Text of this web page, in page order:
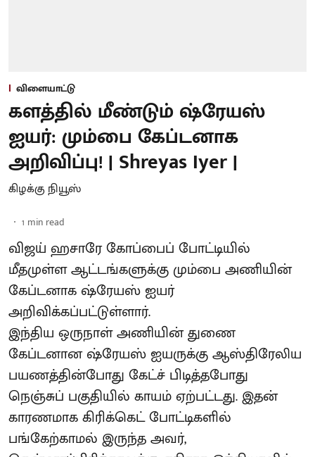
விளையாட்டு
களத்தில் மீண்டும் ஷ்ரேயஸ்
ஐயர்: மும்பை கேப்டனாக
அறிவிப்பு! | Shreyas Iyer |
கிழக்கு நியூஸ்
1 min read
விஜய் ஹசாரே கோப்பைப் போட்டியில்
மீதமுள்ள ஆட்டங்களுக்கு மும்பை அணியின்
கேப்டனாக ஷ்ரேயஸ் ஐயர்
அறிவிக்கப்பட்டுள்ளார்.
இந்திய ஒருநாள் அணியின் துணை
கேப்டனான ஷ்ரேயஸ் ஐயருக்கு ஆஸ்திரேலிய
பயணத்தின்போது கேட்ச் பிடித்தபோது
நெஞ்சுப் பகுதியில் காயம் ஏற்பட்டது. இதன்
காரணமாக கிரிக்கெட் போட்டிகளில்
பங்கேற்காமல் இருந்த அவர்,